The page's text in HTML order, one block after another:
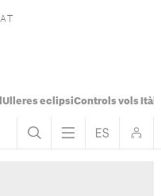
Ulleres eclipsiControls vols